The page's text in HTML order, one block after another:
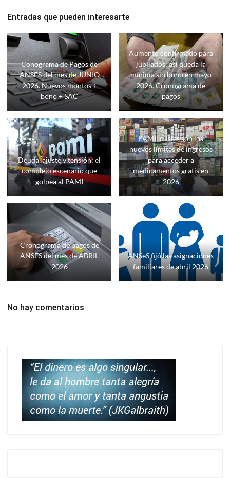
Entradas que pueden interesarte
Conograma de Pagos de
ANSES del mes de JUNIO
2026. Nuevos montos +
bono + SAC
Aumento confirmado para
jubilados: así queda la
mínima sin bono en mayo
2026. Cronograma de
pagos
Deuda, ajuste y tensión: el
complejo escenario que
golpea al PAMI
PAMI: cuáles son los
nuevos límites de ingresos
para acceder a
medicamentos gratis en
2026
Cronograma de pagos de
ANSES del mes de ABRIL
2026
ANSeS fijó las asignaciones
familiares de abril 2026
No hay comentarios